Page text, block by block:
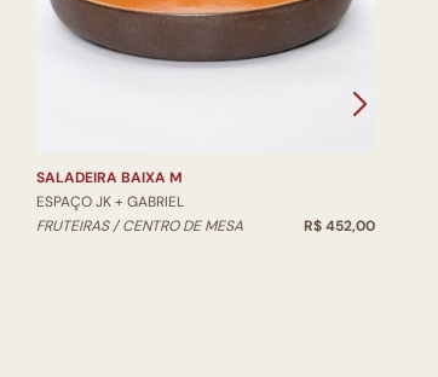
SALADEIRA BAIXA M
ESPAÇO JK + GABRIEL
FRUTEIRAS / CENTRO DE MESA
R$ 452,00